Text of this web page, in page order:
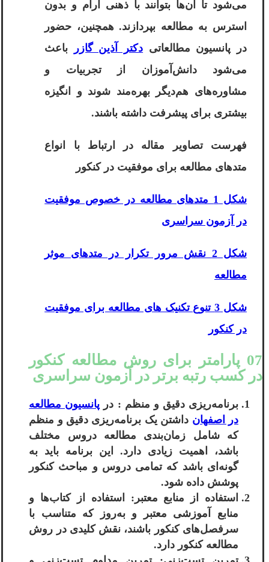
می‌شود تا آن‌ها بتوانند با ذهنی آرام و بدون
استرس به مطالعه بپردازند. همچنین، حضور
در پانسیون مطالعاتی دکتر آذین گازر
باعث
می‌شود دانش‌آموزان از تجربیات و
مشاوره‌های هم‌دیگر بهره‌مند شوند و انگیزه
بیشتری برای پیشرفت داشته باشند.
فهرست تصاویر مقاله در ارتباط با انواع
متدهای مطالعه برای موفقیت در کنکور
شکل 1 متدهای مطالعه در خصوص موفقیت
در آزمون سراسری
شکل 2 نقش مرور تکرار در متدهای موثر
مطالعه
شکل 3 تنوع تکنیک های مطالعه برای موفقیت
در کنکور
07 پارامتر برای روش مطالعه کنکور
در کسب رتبه برتر در آزمون سراسری
برنامه‌ریزی دقیق و منظم : در پانسیون مطالعه
در اصفهان داشتن یک برنامه‌ریزی دقیق و منظم
که شامل زمان‌بندی مطالعه دروس مختلف
باشد، اهمیت زیادی دارد. این برنامه باید به
گونه‌ای باشد که تمامی دروس و مباحث کنکور
پوشش داده شود.
استفاده از منابع معتبر: استفاده از کتاب‌ها و
منابع آموزشی معتبر و به‌روز که متناسب با
سرفصل‌های کنکور باشند، نقش کلیدی در روش
مطالعه کنکور دارد.